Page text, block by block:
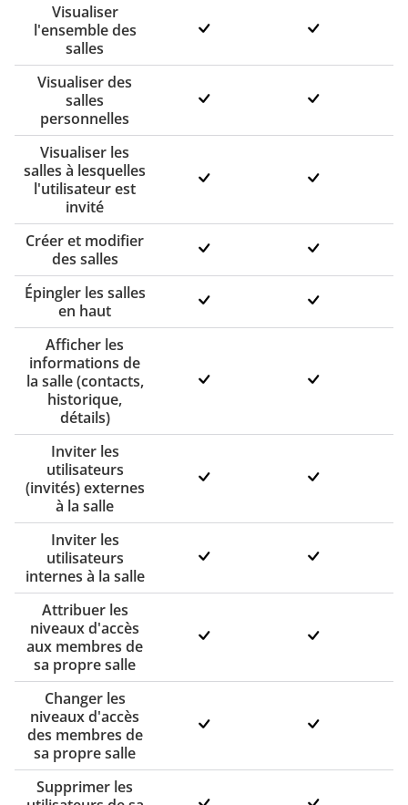
Visualiser
l'ensemble des
salles
Visualiser des
salles
personnelles
Visualiser les
salles à lesquelles
l'utilisateur est
invité
Créer et modifier
des salles
Épingler les salles
en haut
Afficher les
informations de
la salle (contacts,
historique,
détails)
Inviter les
utilisateurs
(invités) externes
à la salle
Inviter les
utilisateurs
internes à la salle
Attribuer les
niveaux d'accès
aux membres de
sa propre salle
Changer les
niveaux d'accès
des membres de
sa propre salle
Supprimer les